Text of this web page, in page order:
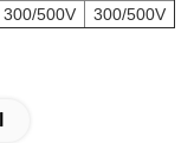
300/500V 300/500V